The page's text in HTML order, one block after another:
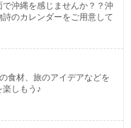
沖縄を感じませんか？？沖
のカレンダーをご用意して
食材、旅のアイデアなどを
しもう♪